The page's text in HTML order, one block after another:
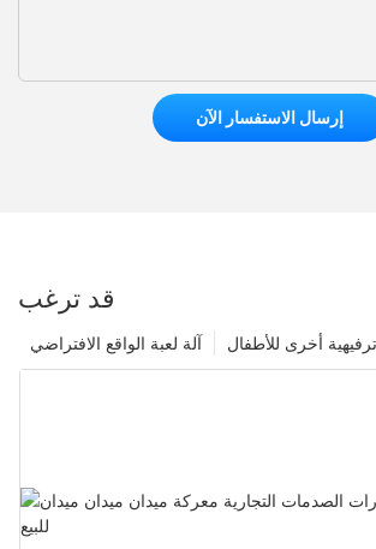
إرسال الاستفسار الآن
قد ترغب
أخرى للأطفال آلة لعبة الواقع الافتراضي